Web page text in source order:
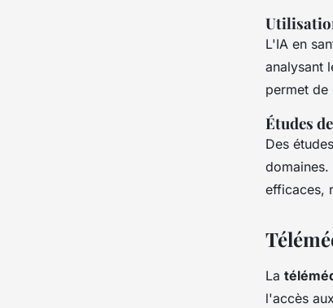
L'IA en
analysant
permet de
Études
Des
efficaces,
La
l'accès